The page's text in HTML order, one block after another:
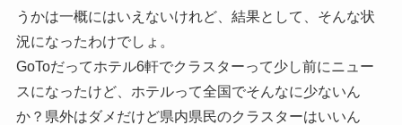
うかは一概にはいえないけれど、結果として、そんな状
況になったわけでしょ。
GoToだってホテル6軒でクラスターって少し前にニュー
スになったけど、ホテルって全国でそんなに少ないん
か？県外はダメだけど県内県民のクラスターはいいん